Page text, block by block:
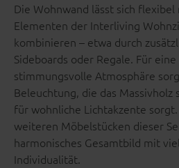
Die Wohnwand lässt sich
Elementen der Interliving
kombinieren – etwa durch
Sideboards oder Regale. Für
stimmungsvolle Atmosphäre
Beleuchtung, die das
für wohnliche Lichtakzente
weiteren Möbelstücken dieser
harmonisches Gesamtbild mit
Individualität.